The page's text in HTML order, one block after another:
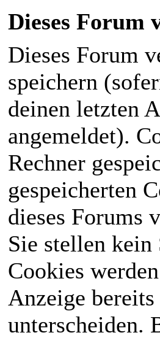
Dieses Forum
Dieses Forum
speichern
deinen letzten
angemeldet).
Rechner
gespeicherten
dieses Forums
Sie stellen
Cookies
Anzeige bereits
unterscheiden.